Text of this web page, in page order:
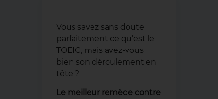
Vous savez sans doute
parfaitement ce qu’est le
TOEIC, mais avez-vous
bien son déroulement en
tête ?
Le meilleur remède contre